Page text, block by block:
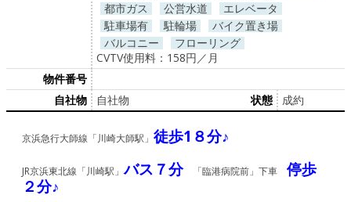
都市ガス
公営水道
エレベータ
駐車場有
駐輪場
バイク置き場
バルコニー
フローリング
CVTV使用料：158円／月
物件番号
自社物
自社物 状態 成約
京浜急行大師線「川崎大師駅」 徒歩1８分♪
JR京浜東北線「川崎駅」バス７分 「臨港病院前」下車 停歩
２分♪